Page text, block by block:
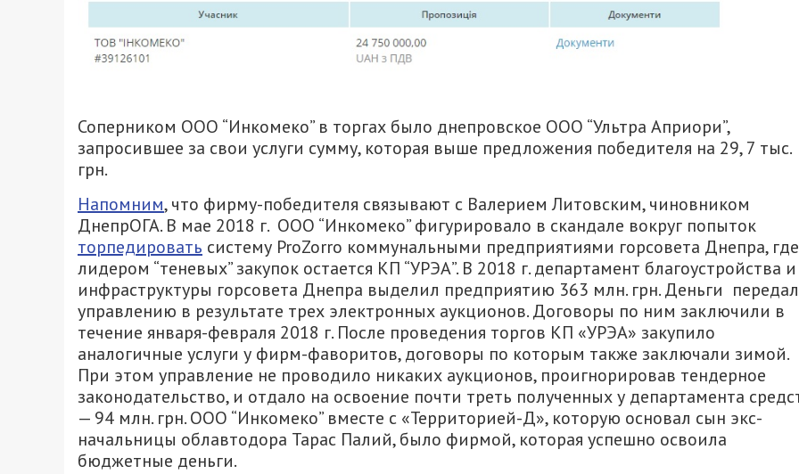
Соперником ООО “Инкомеко” в торгах было днепровское ООО “Ультра Априори”,
запросившее за свои услуги сумму, которая выше предложения победителя на 29, 7 тыс.
грн.
Напомним, что фирму-победителя связывают с Валерием Литовским, чиновником
ДнепрОГА. В мае 2018 г. ООО “Инкомеко” фигурировало в скандале вокруг попыток
торпедировать систему ProZorro коммунальными предприятиями горсовета Днепра, где
лидером “теневых” закупок остается КП “УРЭА”. В 2018 г. департамент благоустройства и
инфраструктуры горсовета Днепра выделил предприятию 363 млн. грн. Деньги
управлению в результате трех электронных аукционов. Договоры по ним заключили в
течение января-февраля 2018 г. После проведения торгов КП «УРЭА» закупило
аналогичные услуги у фирм-фаворитов, договоры по которым также заключали зимой.
При этом управление не проводило никаких аукционов, проигнорировав тендерное
законодательство, и отдало на освоение почти треть полученных у департамента
— 94 млн. грн. ООО “Инкомеко” вместе с «Территорией-Д», которую основал сын экс-
начальницы облавтодора Тарас Палий, было фирмой, которая успешно освоила
бюджетные деньги.